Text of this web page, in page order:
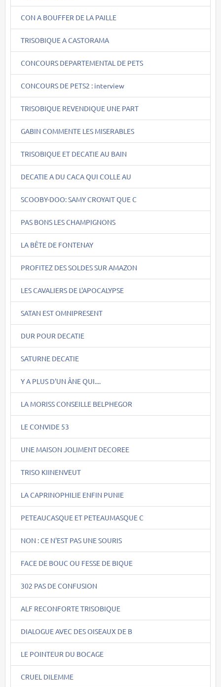
CON A BOUFFER DE LA PAILLE
TRISOBIQUE A CASTORAMA
CONCOURS DEPARTEMENTAL DE PETS
CONCOURS DE PETS2 : interview
TRISOBIQUE REVENDIQUE UNE PART
GABIN COMMENTE LES MISERABLES
TRISOBIQUE ET DECATIE AU BAIN
DECATIE A DU CACA QUI COLLE AU
SCOOBY-DOO: SAMY CROYAIT QUE C
PAS BONS LES CHAMPIGNONS
LA BÊTE DE FONTENAY
PROFITEZ DES SOLDES SUR AMAZON
LES CAVALIERS DE L'APOCALYPSE
SATAN EST OMNIPRESENT
DUR POUR DECATIE
SATURNE DECATIE
Y A PLUS D'UN ÂNE QUI....
LA MORISS CONSEILLE BELPHEGOR
LE CONVIDE 53
UNE MAISON JOLIMENT DECOREE
TRISO KIINENVEUT
LA CAPRINOPHILIE ENFIN PUNIE
PETEAUCASQUE ET PETEAUMASQUE C
NON : CE N'EST PAS UNE SOURIS
FACE DE BOUC OU FESSE DE BIQUE
302 PAS DE CONFUSION
ALF RECONFORTE TRISOBIQUE
DIALOGUE AVEC DES OISEAUX DE B
LE POINTEUR DU BOCAGE
CRUEL DILEMME